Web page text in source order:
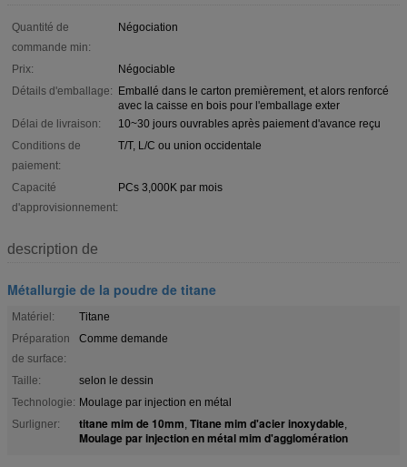
Quantité de
commande min:
Négociation
Prix:
Négociable
Détails d'emballage: Emballé dans le carton premièrement, et alors renforcé
avec la caisse en bois pour l'emballage exter
Délai de livraison:
10~30 jours ouvrables après paiement d'avance reçu
Conditions de
paiement:
T/T, L/C ou union occidentale
Capacité
d'approvisionnement:
PCs 3,000K par mois
description de
Métallurgie de la poudre de titane
Matériel:
Titane
Préparation
de surface:
Comme demande
Taille:
selon le dessin
Technologie: Moulage par injection en métal
Surligner:
titane mim de 10mm, Titane mim d'acier inoxydable,
Moulage par injection en métal mim d'agglomération